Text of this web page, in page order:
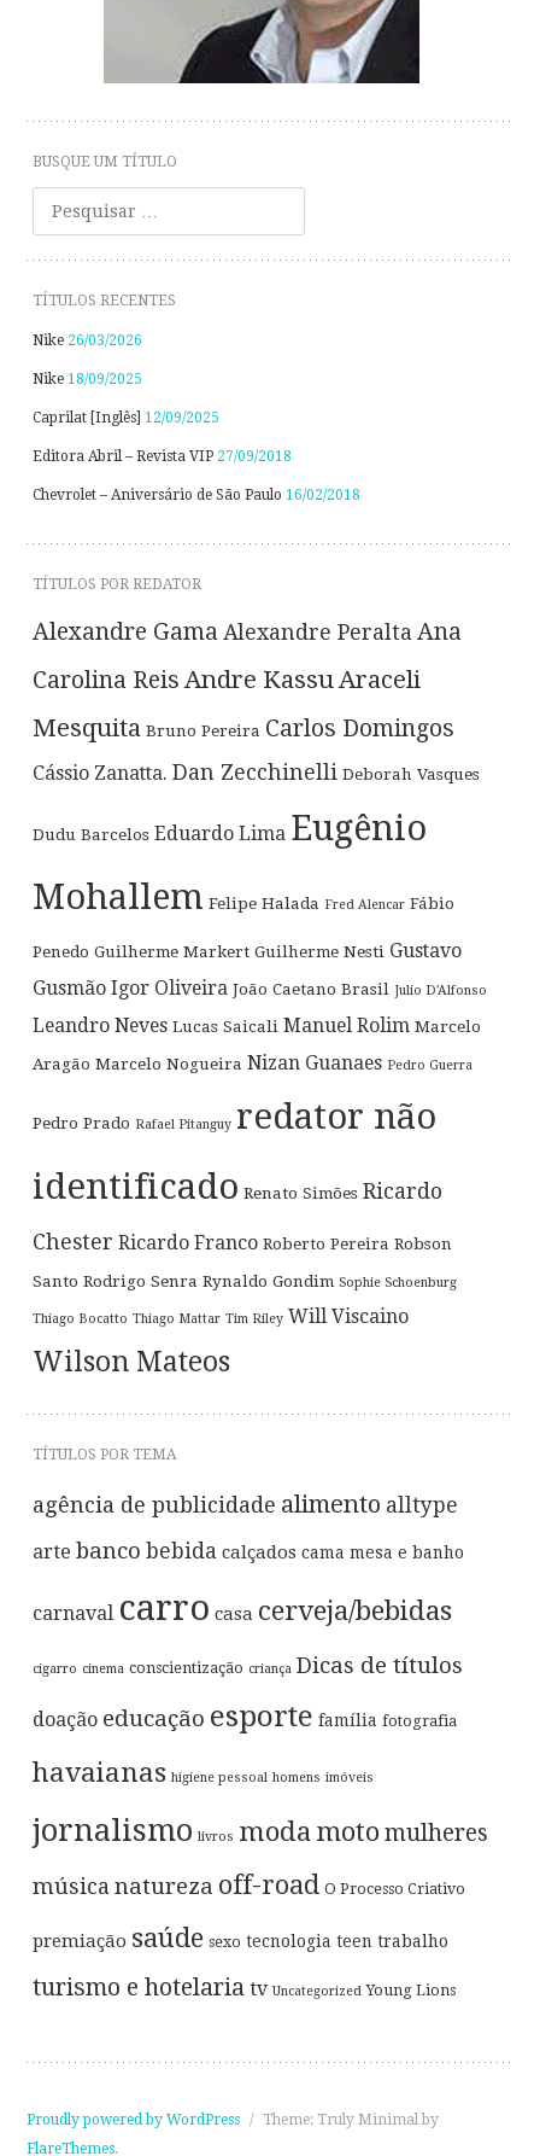
BUSQUE UM TÍTULO
Pesquisar
TÍTULOS RECENTES
Nike 26/03/2026
Nike 18/09/2025
Caprilat [Inglês] 12/09/2025
Editora Abril – Revista VIP 27/09/2018
Chevrolet – Aniversário de São Paulo 16/02/2018
TÍTULOS POR REDATOR
Alexandre Gama Alexandre Peralta Ana
Carolina Reis Andre Kassu Araceli
Mesquita Bruno Pereira Carlos Domingos
Cássio Zanatta. Dan Zecchinelli Deborah Vasques
Dudu Barcelos Eduardo Lima Eugênio
Mohallem Felipe Halada Fred Alencar Fábio
Penedo Guilherme Markert Guilherme Nesti Gustavo
Gusmão Igor Oliveira João Caetano Brasil Julio D'Alfonso
Leandro Neves Lucas Saicali Manuel Rolim Marcelo
Aragão Marcelo Nogueira Nizan Guanaes Pedro Guerra
Pedro Prado Rafael Pitanguy redator não
identificado Renato Simões Ricardo
Chester Ricardo Franco Roberto Pereira Robson
Santo Rodrigo Senra Rynaldo Gondim Sophie Schoenburg
Thiago Bocatto Thiago Mattar Tim Riley Will Viscaino
Wilson Mateos
TÍTULOS POR TEMA
agência de publicidade alimento alltype
arte banco bebida calçados cama mesa e banho
carnaval carro casa cerveja/bebidas
cigarro cinema conscientização criança Dicas de títulos
doação educação esporte família fotografia
havaianas higiene pessoal homens imóveis
jornalismo livros moda moto mulheres
música natureza off-road O Processo Criativo
premiação saúde sexo tecnologia teen trabalho
turismo e hotelaria tv Uncategorized Young Lions
Proudly powered by WordPress / Theme: Truly Minimal by
FlareThemes.